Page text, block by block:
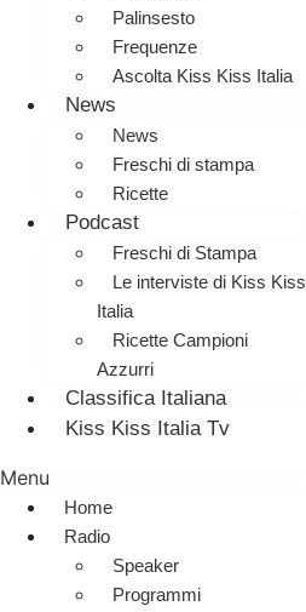
Palinsesto
Frequenze
Ascolta Kiss Kiss Italia
News
News
Freschi di stampa
Ricette
Podcast
Freschi di Stampa
Le interviste di Kiss Kiss
Italia
Ricette Campioni
Azzurri
Classifica Italiana
Kiss Kiss Italia Tv
Menu
Home
Radio
Speaker
Programmi